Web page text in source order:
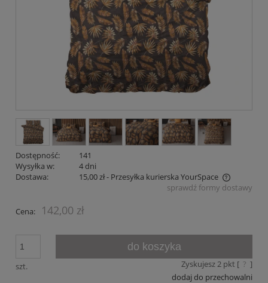
Dostępność:
141
Wysyłka w:
4 dni
Dostawa:
15,00 zł- Przesyłka kurierska YourSpace
Cena nie zawiera ewentualnych kosztów płatnościsprawdź formy dostawy
Cena: 142,00 zł
szt.
do koszyka
Zyskujesz2pkt [ ? ]
dodaj do przechowalni